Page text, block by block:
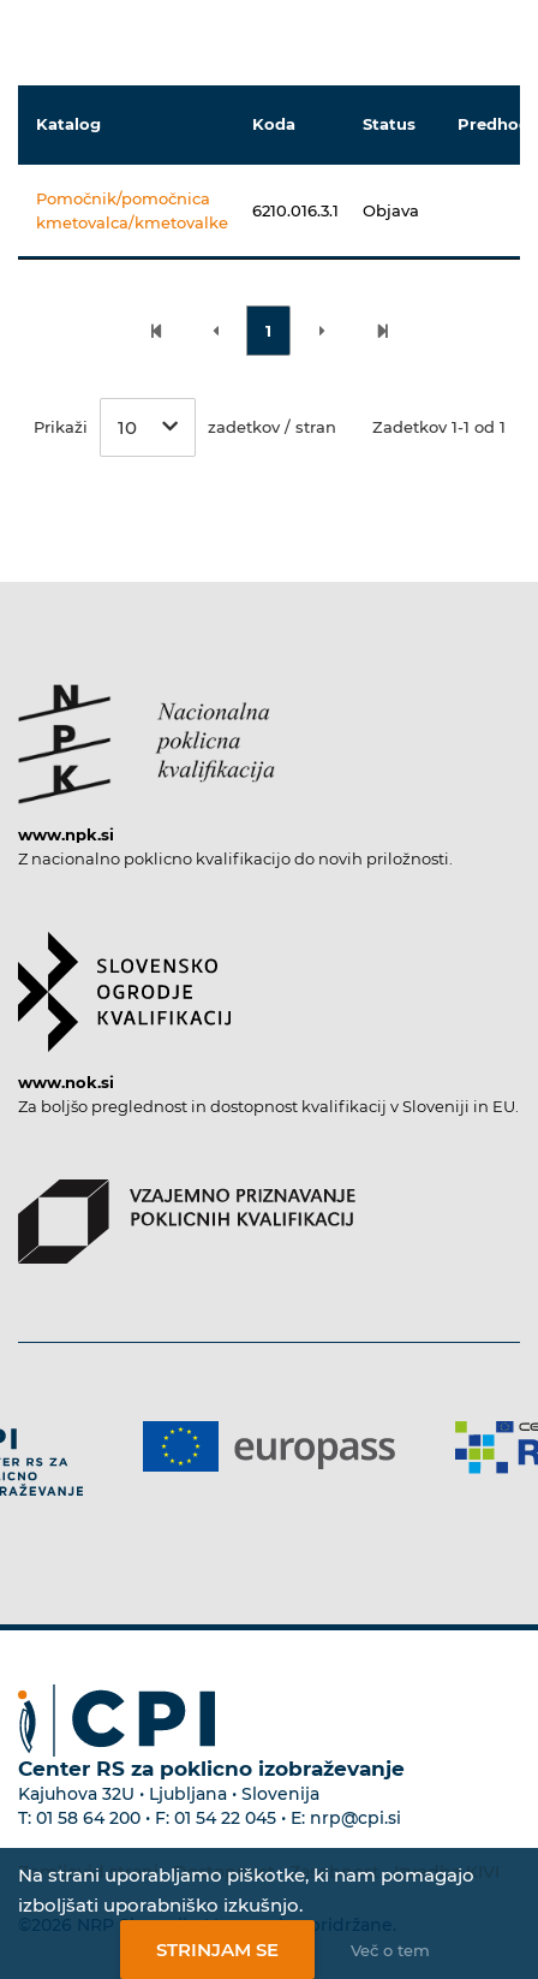
Na strani uporabljamo piškotke, ki nam pomagajo
izboljšati uporabniško izkušnjo.
STRINJAM SE
Več o tem
Katalog Koda Status
Pomočnik/pomočnica
kmetovalca/kmetovalke
6210.016.3.1 Objava
1
Prikaži 10 zadetkov / stran Zadetkov 1-1 od 1
www.npk.si
Z nacionalno poklicno kvalifikacijo do novih priložnosti.
www.nok.si
Za boljšo preglednost in dostopnost kvalifikacij v Sloveniji in EU.
Center RS za poklicno izobraževanje
Kajuhova 32U • Ljubljana • Slovenija
T: 01 58 64 200 • F: 01 54 22 045 • E: nrp@cpi.si
Zemljevid strani•Dostopnost•Zasebnost •Izvedba KIVI
©2026 NRP Slovenija. Vse pravice pridržane.